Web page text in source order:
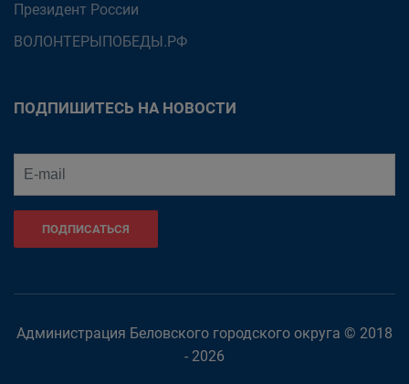
Президент России
ВОЛОНТЕРЫПОБЕДЫ.РФ
ПОДПИШИТЕСЬ НА НОВОСТИ
ПОДПИСАТЬСЯ
Администрация Беловского городского округа © 2018
- 2026